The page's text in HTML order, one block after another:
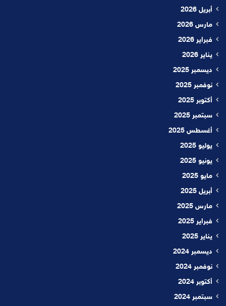
أبريل 2026
مارس 2026
فبراير 2026
يناير 2026
ديسمبر 2025
نوفمبر 2025
أكتوبر 2025
سبتمبر 2025
أغسطس 2025
يوليو 2025
يونيو 2025
مايو 2025
أبريل 2025
مارس 2025
فبراير 2025
يناير 2025
ديسمبر 2024
نوفمبر 2024
أكتوبر 2024
سبتمبر 2024